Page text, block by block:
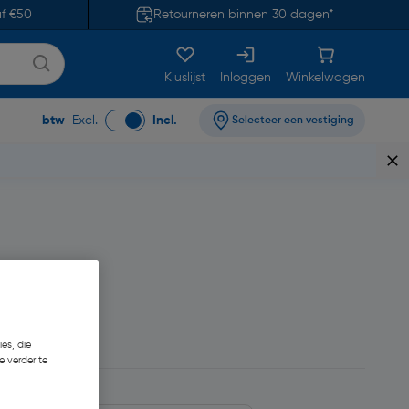
€50 Retourneren binnen 30 dagen*
Kluslijst Inloggen Winkelwagen
btw Excl. Incl. Selecteer een vestiging
die
verder te